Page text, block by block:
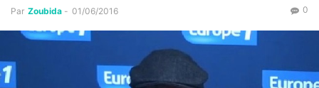
Par Zoubida - 01/06/2016 0